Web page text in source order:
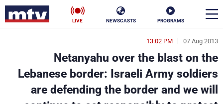
PROGRAMS
NEWSCASTS
LIVE
07 Aug 2013
13:02 PM
Netanyahu over the blast on the
Lebanese border: Israeli Army soldiers
are defending the border and we will
en
الأخبار
سياسة ناس